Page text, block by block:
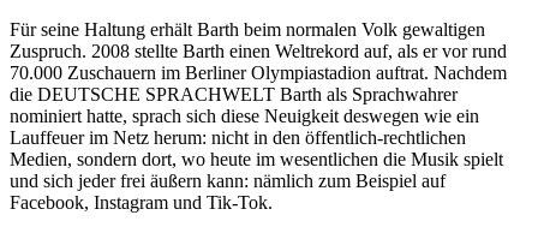
Für seine Haltung erhält Barth beim normalen Volk gewaltigen
Zuspruch. 2008 stellte Barth einen Weltrekord auf, als er vor rund
70.000 Zuschauern im Berliner Olympiastadion auftrat. Nachdem
die DEUTSCHE SPRACHWELT Barth als Sprachwahrer
nominiert hatte, sprach sich diese Neuigkeit deswegen wie ein
Lauffeuer im Netz herum: nicht in den öffentlich-rechtlichen
Medien, sondern dort, wo heute im wesentlichen die Musik spielt
und sich jeder frei äußern kann: nämlich zum Beispiel auf
Facebook, Instagram und Tik-Tok.